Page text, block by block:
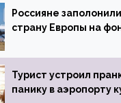
Россияне
страну Европы на
виз
Турист устроил
панику в аэропорту